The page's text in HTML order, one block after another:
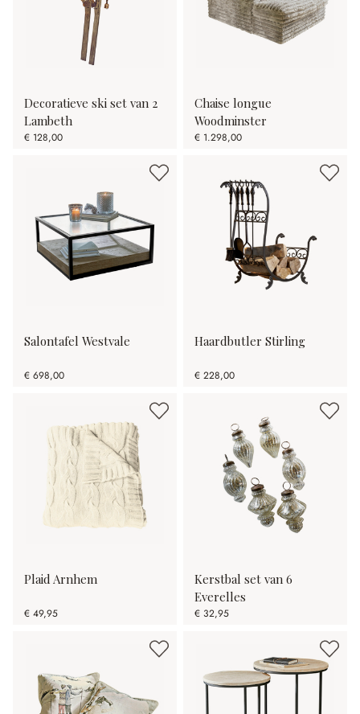
Decoratieve ski set van 2
Lambeth
€ 128,00
Chaise longue
Woodminster
€ 1.298,00
Salontafel Westvale
€ 698,00
Haardbutler Stirling
€ 228,00
Plaid Arnhem
€ 49,95
Kerstbal set van 6
Everelles
€ 32,95